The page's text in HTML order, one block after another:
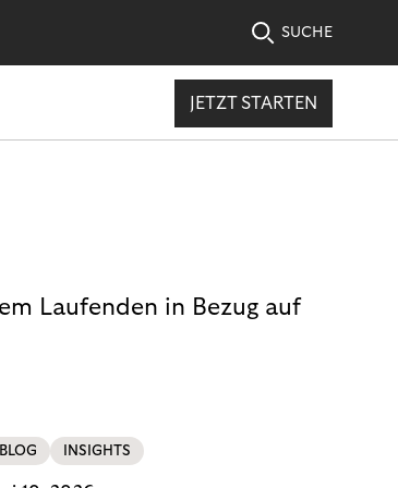
SUCHE
JETZT STARTEN
Laufenden in Bezug auf
BLOG INSIGHTS